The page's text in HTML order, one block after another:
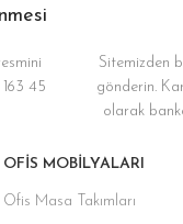
45
Sitemizden
gönderin.
olarak
OFIS MOBILYALARI
Ofis Masa Takımları